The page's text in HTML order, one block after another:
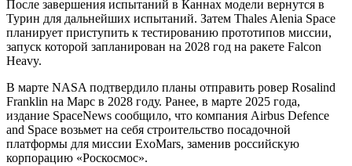
После завершения испытаний в Каннах модели вернутся в
Турин для дальнейших испытаний. Затем Thales Alenia Space
планирует приступить к тестированию прототипов миссии,
запуск которой запланирован на 2028 год на ракете Falcon
Heavy.
В марте NASA подтвердило планы отправить ровер Rosalind
Franklin на Марс в 2028 году. Ранее, в марте 2025 года,
издание SpaceNews сообщило, что компания Airbus Defence
and Space возьмет на себя строительство посадочной
платформы для миссии ExoMars, заменив российскую
корпорацию «Роскосмос».